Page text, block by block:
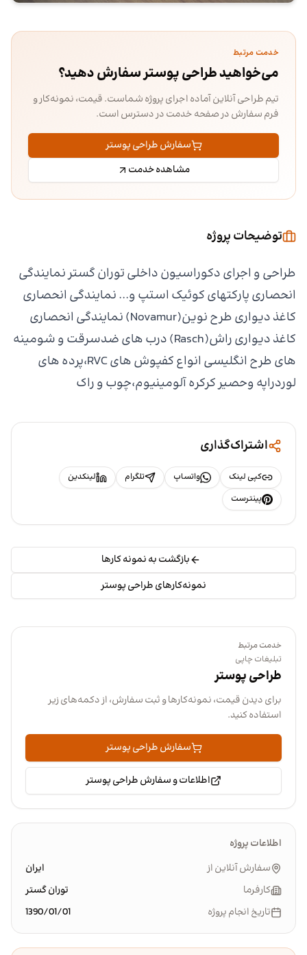
خدمت مرتبط
می‌خواهید طراحی پوستر سفارش دهید؟
تیم طراحی آنلاین آماده اجرای پروژه شماست. قیمت، نمونه‌کار و
فرم سفارش در صفحه خدمت در دسترس است.
سفارش طراحی پوستر
مشاهده خدمت
توضیحات پروژه
طراحی و اجرای دکوراسیون داخلی توران گستر نمایندگی
انحصاری پارکتهای کوئیک استپ و... نمایندگی انحصاری
کاغذ دیواری طرح نوین(Novamur) نمایندگی انحصاری
کاغذ دیواری راش(Rasch) درب های ضدسرقت و شومینه
های طرح انگلیسی انواع کفپوش های RVC،پرده های
لوردراپه وحصیر کرکره آلومینیوم،چوب و راک
اشتراک‌گذاری
کپی لینک واتساپ تلگرام
لینکدین
پینترست
بازگشت به نمونه کارها
نمونه‌کارهای طراحی پوستر
خدمت مرتبط
تبلیغات چاپی
طراحی پوستر
برای دیدن قیمت، نمونه‌کارها و ثبت سفارش، از دکمه‌های زیر
استفاده کنید.
سفارش طراحی پوستر
اطلاعات و سفارش طراحی پوستر
اطلاعات پروژه
سفارش آنلاین از
ایران
کارفرما
توران گستر
تاریخ انجام پروژه
1390/01/01